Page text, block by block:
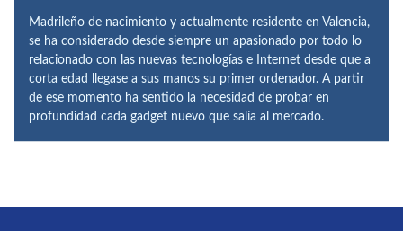
Madrileño de nacimiento y actualmente residente en Valencia,
se ha considerado desde siempre un apasionado por todo lo
relacionado con las nuevas tecnologías e Internet desde que a
corta edad llegase a sus manos su primer ordenador. A partir
de ese momento ha sentido la necesidad de probar en
profundidad cada gadget nuevo que salía al mercado.